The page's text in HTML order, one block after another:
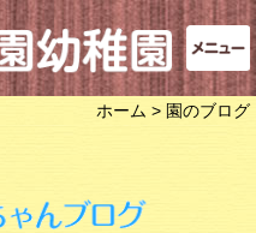
ホーム > 園のブログ